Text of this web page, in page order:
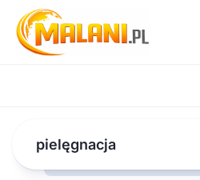
content
pielęgnacja